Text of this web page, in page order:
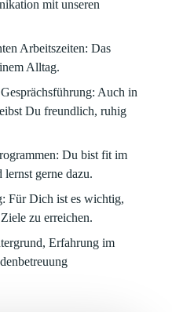
mit unseren
Arbeitszeiten: Das
Alltag.
Auch in
Du freundlich, ruhig
Du bist fit im
gerne dazu.
Für Dich ist es wichtig,
zu erreichen.
Erfahrung im